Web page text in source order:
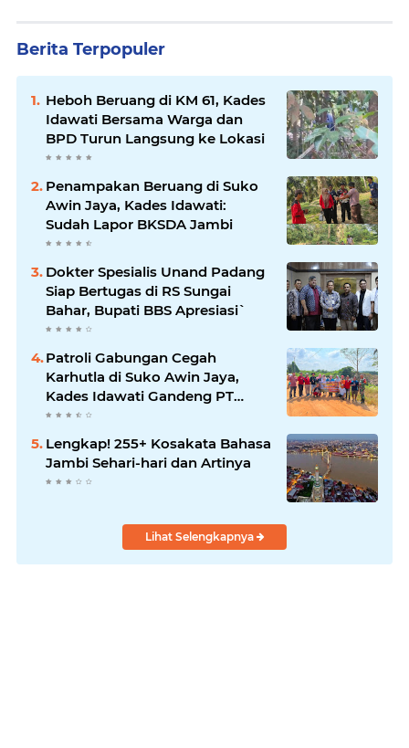
Berita Terpopuler
Heboh Beruang di KM 61, Kades
Idawati Bersama Warga dan
BPD Turun Langsung ke Lokasi
Penampakan Beruang di Suko
Awin Jaya, Kades Idawati:
Sudah Lapor BKSDA Jambi
Dokter Spesialis Unand Padang
Siap Bertugas di RS Sungai
Bahar, Bupati BBS Apresiasi`
Patroli Gabungan Cegah
Karhutla di Suko Awin Jaya,
Kades Idawati Gandeng PT
BBB-S, TNI dan BPD
Lengkap! 255+ Kosakata Bahasa
Jambi Sehari-hari dan Artinya
Lihat Selengkapnya